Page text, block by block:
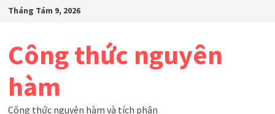
SkipTháng Tám 9, 2026
Công thức nguyên
hàm
Công thức nguyên hàm và tích phân